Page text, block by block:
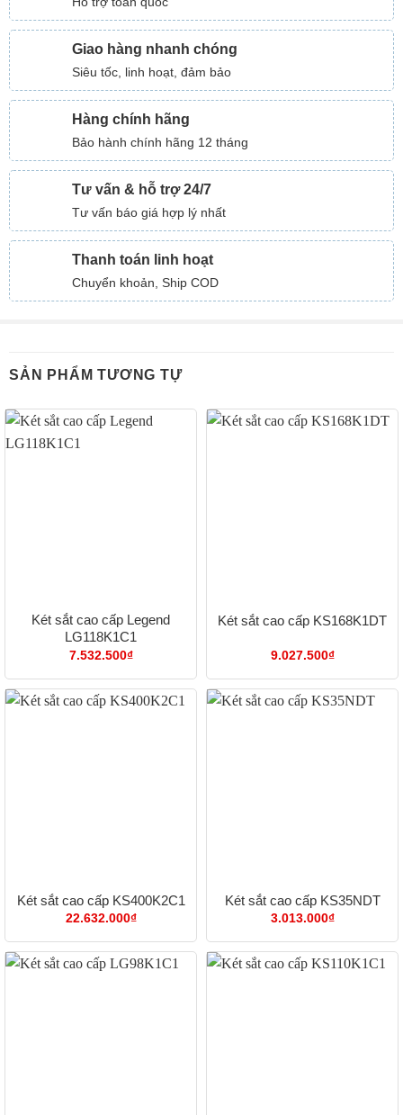
Giao hàng nhanh chóng
Siêu tốc, linh hoạt, đảm bảo
Hàng chính hãng
Bảo hành chính hãng 12 tháng
Tư vấn & hỗ trợ 24/7
Tư vấn báo giá hợp lý nhất
Thanh toán linh hoạt
Chuyển khoản, Ship COD
SẢN PHẨM TƯƠNG TỰ
Két sắt cao cấp Legend
LG118K1C1
7.532.500₫
Két sắt cao cấp KS168K1DT
9.027.500₫
Két sắt cao cấp KS400K2C1
22.632.000₫
Két sắt cao cấp KS35NDT
3.013.000₫